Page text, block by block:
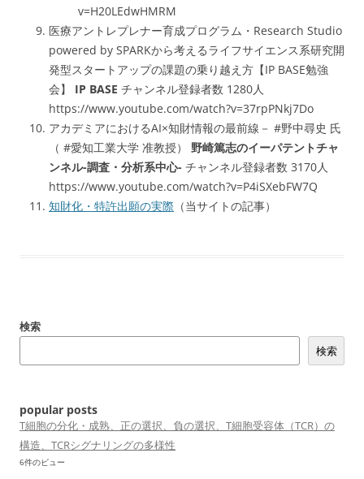
v=H20LEdwHMRM
医療アントレプレナー育成プログラム・Research Studio
powered by SPARKから考えるライフサイエンス系研究開
発型スタートアップの課題の乗り越え方【IP BASE勉強
会】
IP BASE チャンネル登録者数 1280人
https://www.youtube.com/watch?v=37rpPNkj7Do
アカデミアにおけるAI×知財情報の最前線－ #野中尋史 氏
（ #愛知工業大学 准教授） 野崎篤志のイーパテントチャ
ンネル-調査・分析系中心- チャンネル登録者数 3170人
https://www.youtube.com/watch?v=P4iSXebFW7Q
知財化・特許出願の実際 （当サイトの記事）
検索
検索
popular posts
T細胞の分化・成熟、正の選択、負の選択、T細胞受容体（TCR）の
構造、TCRシグナリングの多様性
6件のビュー